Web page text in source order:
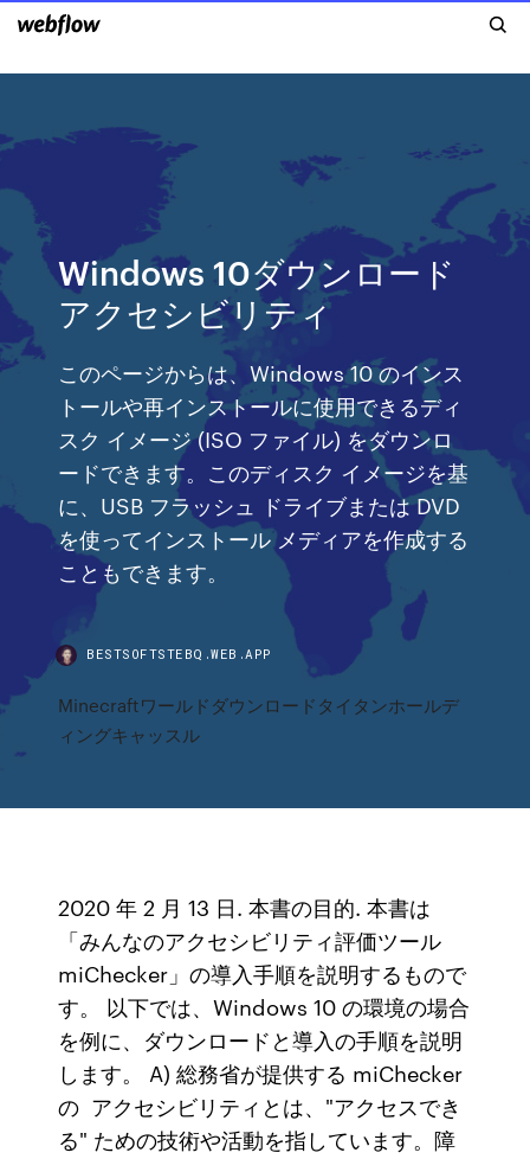
Windows 10ダウンロード
アクセシビリティ
このページからは、Windows 10 のインス
トールや再インストールに使用できるディ
スク イメージ (ISO ファイル) をダウンロ
ードできます。このディスク イメージを基
に、USB フラッシュ ドライブまたは DVD
を使ってインストール メディアを作成する
こともできます。
BESTSOFTSTEBQ.WEB.APP
Minecraftワールドダウンロードタイタンホールデ
ィングキャッスル
2020 年 2 月 13 日. 本書の目的. 本書は
「みんなのアクセシビリティ評価ツール
miChecker」の導入手順を説明するもので
す。 以下では、Windows 10 の環境の場合
を例に、ダウンロードと導入の手順を説明
します。 A) 総務省が提供する miChecker
の アクセシビリティとは、"アクセスでき
る" ための技術や活動を指しています。障